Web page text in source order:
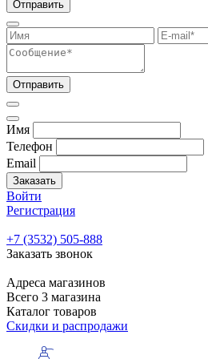
Отправить
Отправить
Имя
Телефон
Email
Заказать
Войти
Регистрация
+7 (3532) 505-888
Заказать звонок
Адреса магазинов
Всего 3 магазина
Каталог товаров
Скидки и распродажи